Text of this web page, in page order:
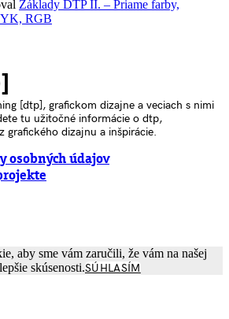
Základy DTP II. – Priame farby,
RGB
[dtp], grafickom dizajne a veciach s nimi
tu užitočné informácie o dtp,
grafického dizajnu a inšpirácie.
osobných údajov
aby sme vám zaručili, že vám na našej
skúsenosti.SÚHLASÍM